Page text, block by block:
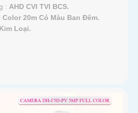
: AHD CVI TVI BCS.
Color 20m Có Màu Ban Đêm.
Loại.